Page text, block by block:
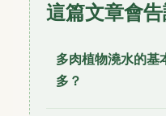
這篇文章會告
多肉植物澆水的基
多？